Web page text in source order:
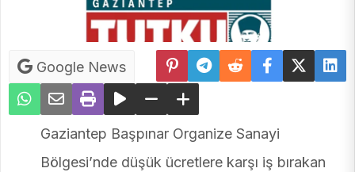
Google News
Gaziantep Başpınar Organize Sanayi
Bölgesi’nde düşük ücretlere karşı iş bırakan